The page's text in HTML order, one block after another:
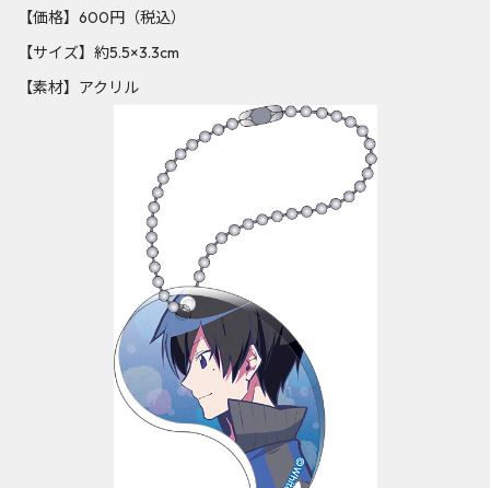
【価格】600円（税込）
【サイズ】約5.5×3.3cm
【素材】アクリル